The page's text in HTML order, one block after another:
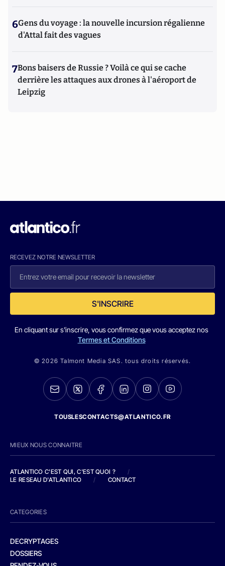
6Gens du voyage : la nouvelle incursion régalienne
d'Attal fait des vagues
7Bons baisers de Russie ? Voilà ce qui se cache
derrière les attaques aux drones à l'aéroport de
Leipzig
RECEVEZ NOTRE NEWSLETTER
S'INSCRIRE
En cliquant sur s'inscrire, vous confirmez que vous acceptez nos
Termes et Conditions
© 2026 Talmont Media SAS. tous droits réservés.
TOUSLESCONTACTS@ATLANTICO.FR
MIEUX NOUS CONNAITRE
ATLANTICO C'EST QUI, C'EST QUOI ?
/
LE RESEAU D'ATLANTICO
/ CONTACT
CATEGORIES
DECRYPTAGES
DOSSIERS